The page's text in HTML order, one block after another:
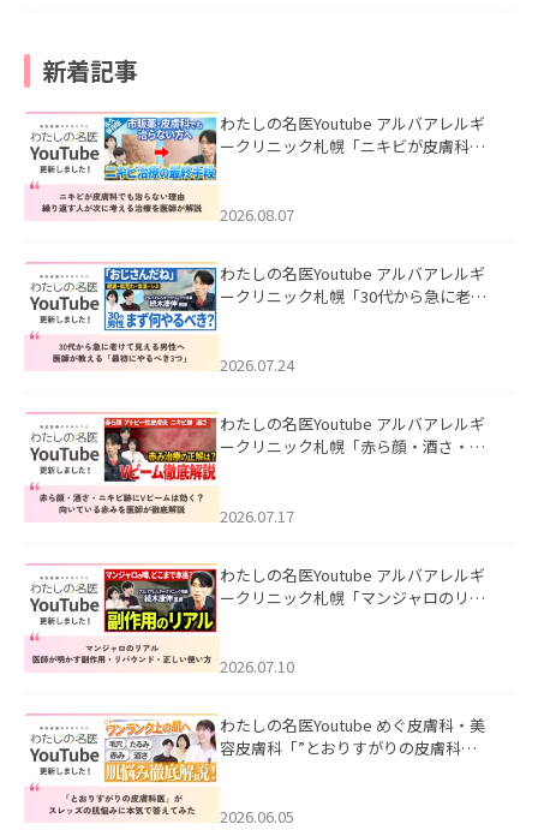
新着記事
わたしの名医Youtube アルバアレルギ
ークリニック札幌「ニキビが皮膚科で
ました。
2026.08.07
わたしの名医Youtube アルバアレルギ
ークリニック札幌「30代から急に老け
た。
2026.07.24
わたしの名医Youtube アルバアレルギ
ークリニック札幌「赤ら顔・酒さ・ニ
した。
2026.07.17
わたしの名医Youtube アルバアレルギ
ークリニック札幌「マンジャロのリア
た。
2026.07.10
わたしの名医Youtube めぐ皮膚科・美
容皮膚科「”とおりすがりの皮膚科
2026.06.05